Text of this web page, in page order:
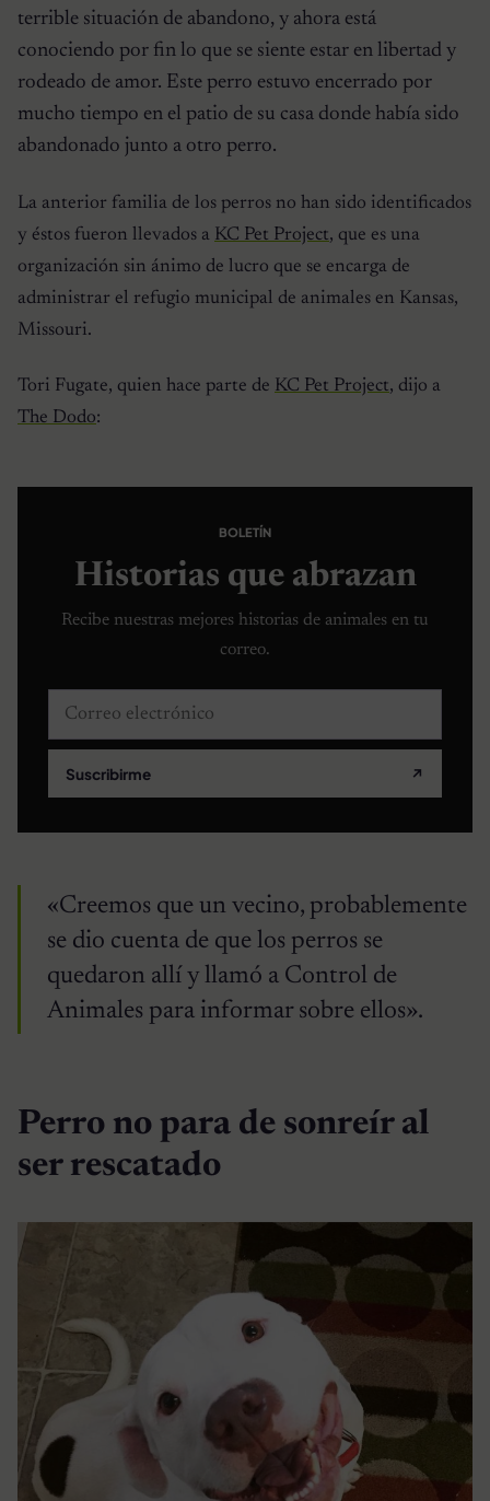
terrible situación de abandono, y ahora está
conociendo por fin lo que se siente estar en libertad y
rodeado de amor. Este perro estuvo encerrado por
mucho tiempo en el patio de su casa donde había sido
abandonado junto a otro perro.
La anterior familia de los perros no han sido identificados
y éstos fueron llevados a KC Pet Project, que es una
organización sin ánimo de lucro que se encarga de
administrar el refugio municipal de animales en Kansas,
Missouri.
Tori Fugate, quien hace parte de KC Pet Project, dijo a
The Dodo:
BOLETÍN
Historias que abrazan
Recibe nuestras mejores historias de animales en tu
correo.
Correo electrónico
Suscribirme ↗
«Creemos que un vecino, probablemente
se dio cuenta de que los perros se
quedaron allí y llamó a Control de
Animales para informar sobre ellos».
Perro no para de sonreír al
ser rescatado